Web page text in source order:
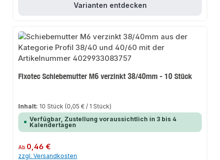
Varianten entdecken
Fixotec Schiebemutter M6 verzinkt 38/40mm - 10 Stück
Inhalt: 10 Stück (0,05 € / 1 Stück)
Verfügbar, Zustellung voraussichtlich in 3 bis 4
Kalendertagen
Regulärer Preis:
Ab 0,46 €
zzgl. Versandkosten